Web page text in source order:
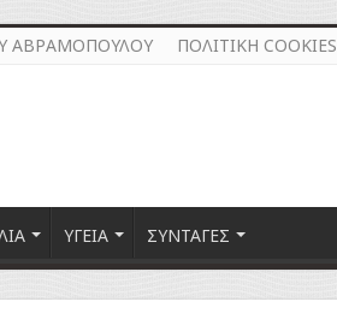
ΑΒΡΑΜΟΠΟΥΛΟΥ ΠΟΛΙΤΙΚΗ COOKIES
ΥΓΕΙΑ ΣΥΝΤΑΓΕΣ